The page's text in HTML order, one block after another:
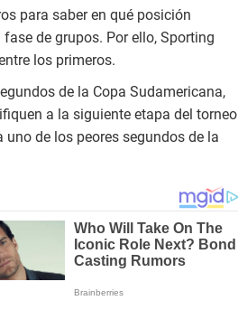
para saber en qué posición
de grupos. Por ello, Sporting
los primeros.
de la Copa Sudamericana,
a la siguiente etapa del torneo
de los peores segundos de la